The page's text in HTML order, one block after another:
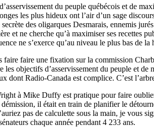
du peuple québécois et de
les plus hideux ont l’air d’un sage
des oligarques Desmarais, ennemis
et ne cherche qu’à maximiser ses recettes
ne s’exerce qu’au niveau le plus bas de la
faire une fixation sur la commission
les objectifs d’asservissement du peuple et
dont Radio-Canada est complice. C’est
à Mike Duffy est pratique pour faire
il était en train de planifier le
pas de calculette sous la main, je vous
chaque année pendant 4 233 ans.